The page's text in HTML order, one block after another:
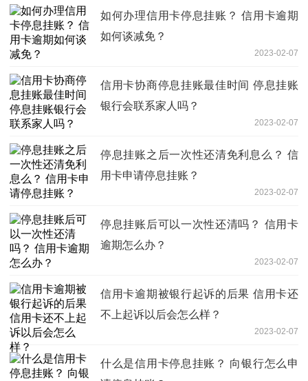
如何办理信用卡停息挂账？ 信用卡逾期
如何谈减免？
2023-02-07
信用卡协商停息挂账最佳时间 停息挂账
银行会联系家人吗？
2023-02-07
停息挂账之后一次性还清免利息么？ 信
用卡申请停息挂账？
2023-02-07
停息挂账后可以一次性还清吗？ 信用卡
逾期怎么办？
2023-02-07
信用卡逾期被银行起诉的后果 信用卡还
不上起诉以后会怎么样？
2023-02-07
什么是信用卡停息挂账？ 向银行怎么申